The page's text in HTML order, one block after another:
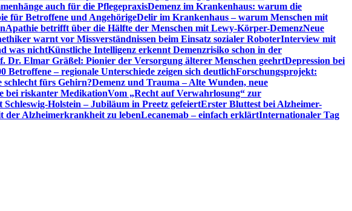
auch für die PflegepraxisDemenz im Krankenhaus: warum die
für Betroffene und AngehörigeDelir im Krankenhaus – warum Menschen mit
Apathie betrifft über die Hälfte der Menschen mit Lewy-Körper-DemenzNeue
warnt vor Missverständnissen beim Einsatz sozialer RoboterInterview mit
was nichtKünstliche Intelligenz erkennt Demenzrisiko schon in der
Dr. Elmar Gräßel: Pionier der Versorgung älterer Menschen geehrtDepression bei
Betroffene – regionale Unterschiede zeigen sich deutlichForschungsprojekt:
schlecht fürs Gehirn?Demenz und Trauma – Alte Wunden, neue
bei riskanter MedikationVom „Recht auf Verwahrlosung“ zur
Schleswig-Holstein – Jubiläum in Preetz gefeiertErster Bluttest bei Alzheimer-
der Alzheimerkrankheit zu lebenLecanemab – einfach erklärtInternationaler Tag